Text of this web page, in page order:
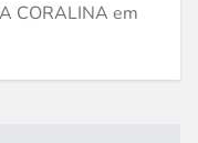
CORALINA em